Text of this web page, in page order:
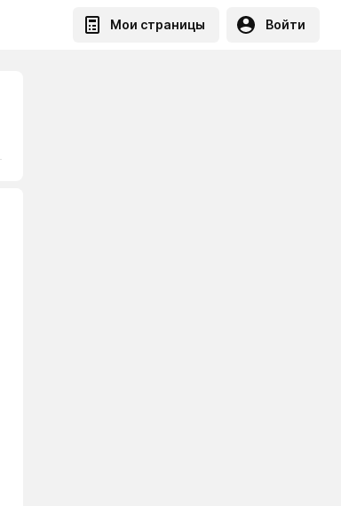
Мои страницы Войти